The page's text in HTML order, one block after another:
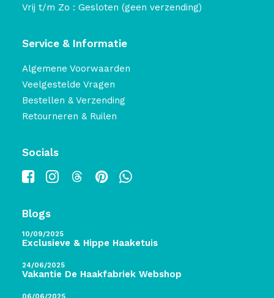
Vrij t/m Zo : Gesloten (geen verzending)
Service & Informatie
Algemene Voorwaarden
Veelgestelde Vragen
Bestellen & Verzending
Retourneren & Ruilen
Socials
Blogs
10/09/2025
Exclusieve & Hippe Haaketuis
24/06/2025
Vakantie De Haakfabriek Webshop